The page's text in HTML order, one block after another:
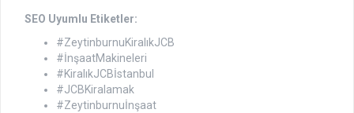
SEO Uyumlu Etiketler:
#ZeytinburnuKiralıkJCB
#İnşaatMakineleri
#KiralıkJCBİstanbul
#JCBKiralamak
#Zeytinburnuİnşaat